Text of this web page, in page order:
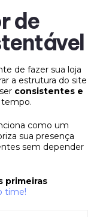
de
de fazer sua loja
a estrutura do site
consistentes e
como um
sua presença
sem depender
primeiras
time!